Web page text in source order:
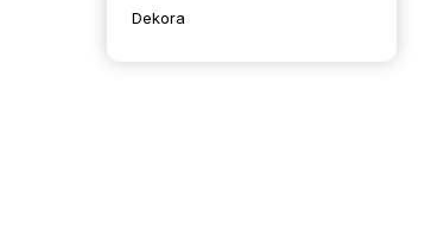
Dekora